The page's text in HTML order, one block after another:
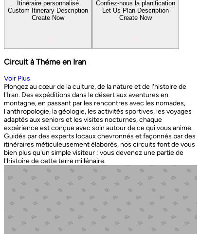
Itinéraire personnalisé
Custom Itinerary Description
Create Now
Confiez-nous la planification
Let Us Plan Description
Create Now
Circuit à Théme en Iran
Voir Plus
Plongez au cœur de la culture, de la nature et de l'histoire de
l'Iran. Des expéditions dans le désert aux aventures en
montagne, en passant par les rencontres avec les nomades,
l'anthropologie, la géologie, les activités sportives, les voyages
adaptés aux seniors et les visites nocturnes, chaque
expérience est conçue avec soin autour de ce qui vous anime.
Guidés par des experts locaux chevronnés et façonnés par des
itinéraires méticuleusement élaborés, nos circuits font de vous
bien plus qu'un simple visiteur : vous devenez une partie de
l'histoire de cette terre millénaire.